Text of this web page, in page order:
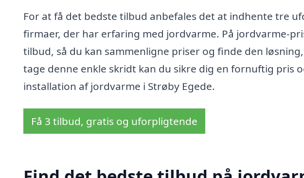
For at få det bedste tilbud anbefales det at indhente tre
firmaer, der har erfaring med jordvarme. På jordvarme-
tilbud, så du kan sammenligne priser og finde den
tage denne enkle skridt kan du sikre dig en fornuftig pris
installation af jordvarme i Strøby Egede.
Få 3 tilbud, gratis og uforpligtende